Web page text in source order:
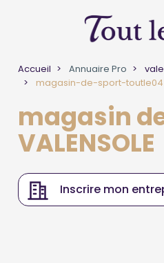
Accueil Annuaire Pro
magasin-de-sport-toutle04
magasin
VALENSOLE
Inscrire mon